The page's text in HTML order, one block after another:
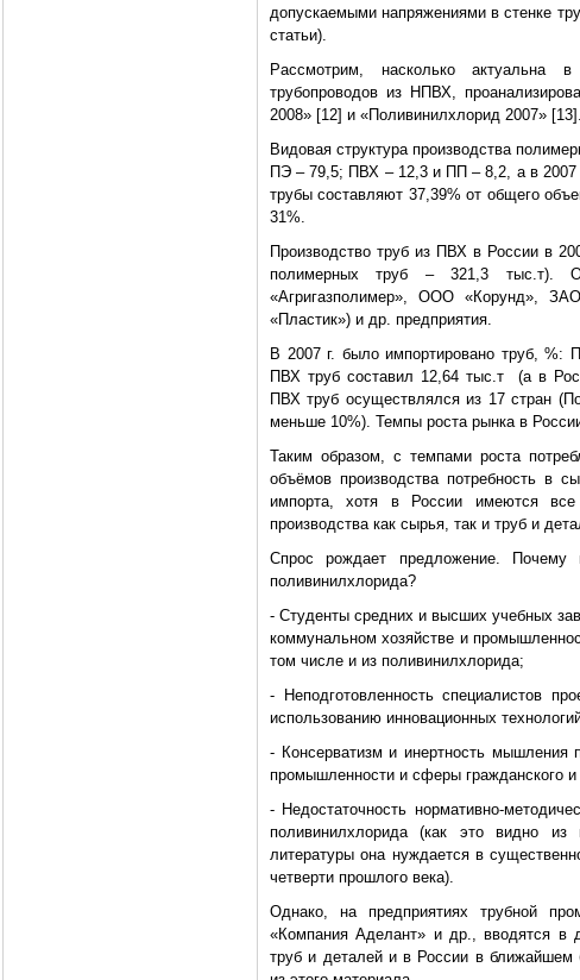
допускаемыми напряжениями в стенке
статьи).
Рассмотрим, насколько актуальна
трубопроводов из НПВХ,
2008» [12] и «Поливинилхлорид 2007» [13].
Видовая структура производства
ПЭ – 79,5; ПВХ – 12,3 и ПП – 8,2, а в
трубы составляют 37,39% от общего
31%.
Производство труб из ПВХ в России в
полимерных труб – 321,3 тыс.т).
«Агригазполимер», ООО «Корунд»,
«Пластик») и др. предприятия.
В 2007 г. было импортировано труб,
ПВХ труб составил 12,64 тыс.т (а в
ПВХ труб осуществлялся из 17 стран
меньше 10%). Темпы роста рынка в
Таким образом, с темпами роста
объёмов производства потребность в
импорта, хотя в России имеются все
производства как сырья, так и труб и
Спрос рождает предложение.
поливинилхлорида?
- Студенты средних и высших учебных
коммунальном хозяйстве и
том числе и из поливинилхлорида;
- Неподготовленность специалистов
использованию инновационных
- Консерватизм и инертность мышления
промышленности и сферы гражданского
- Недостаточность нормативно-
поливинилхлорида (как это видно из
литературы она нуждается в
четверти прошлого века).
Однако, на предприятиях трубной
«Компания Аделант» и др., вводятся в
труб и деталей и в России в ближайшем